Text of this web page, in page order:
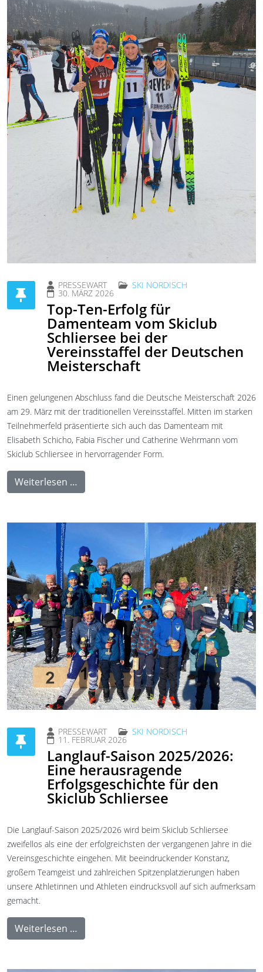
PRESSEWART SKI NORDISCH
30. MÄRZ 2026
Top-Ten-Erfolg für
Damenteam vom Skiclub
Schliersee bei der
Vereinsstaffel der Deutschen
Meisterschaft
Einen gelungenen Abschluss fand die Deutsche Meisterschaft 2026
am 29. März mit der traditionellen Vereinsstaffel. Mitten im starken
Teilnehmerfeld präsentierte sich auch das Damenteam mit
Elisabeth Schicho, Fabia Fischer und Catherine Wehrmann vom
Skiclub Schliersee in hervorragender Form.
Weiterlesen …
PRESSEWART SKI NORDISCH
11. FEBRUAR 2026
Langlauf-Saison 2025/2026:
Eine herausragende
Erfolgsgeschichte für den
Skiclub Schliersee
Die Langlauf-Saison 2025/2026 wird beim Skiclub Schliersee
zweifellos als eine der erfolgreichsten der vergangenen Jahre in die
Vereinsgeschichte eingehen. Mit beeindruckender Konstanz,
großem Teamgeist und zahlreichen Spitzenplatzierungen haben
unsere Athletinnen und Athleten eindrucksvoll auf sich aufmerksam
gemacht.
Weiterlesen …